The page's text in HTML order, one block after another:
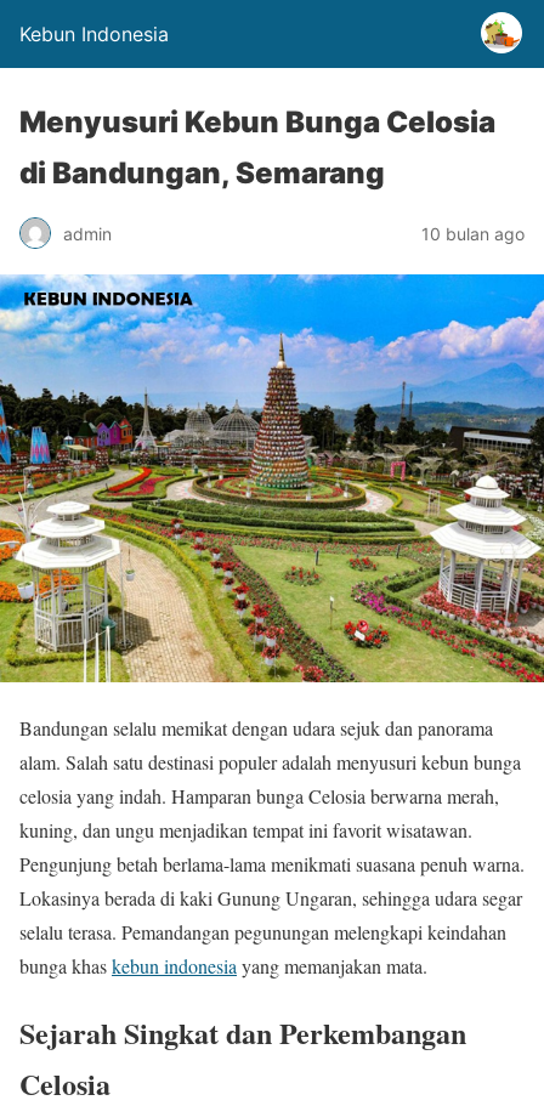
Kebun Indonesia
Menyusuri Kebun Bunga Celosia
di Bandungan, Semarang
admin 10 bulan ago
Bandungan selalu memikat dengan udara sejuk dan panorama
alam. Salah satu destinasi populer adalah menyusuri kebun bunga
celosia yang indah. Hamparan bunga Celosia berwarna merah,
kuning, dan ungu menjadikan tempat ini favorit wisatawan.
Pengunjung betah berlama-lama menikmati suasana penuh warna.
Lokasinya berada di kaki Gunung Ungaran, sehingga udara segar
selalu terasa. Pemandangan pegunungan melengkapi keindahan
bunga khaskebun indonesia yang memanjakan mata.
Sejarah Singkat dan Perkembangan
Celosia